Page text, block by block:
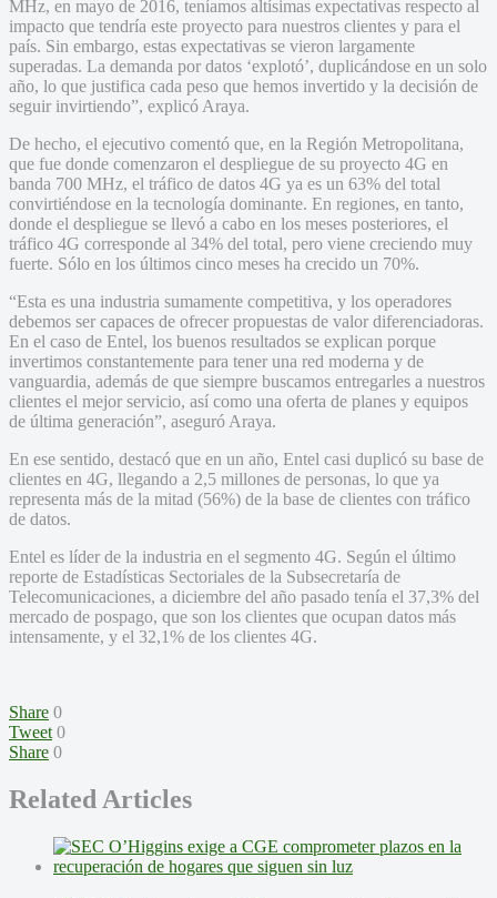
MHz, en mayo de 2016, teníamos altísimas expectativas respecto al
impacto que tendría este proyecto para nuestros clientes y para el
país. Sin embargo, estas expectativas se vieron largamente
superadas. La demanda por datos ‘explotó’, duplicándose en un solo
año, lo que justifica cada peso que hemos invertido y la decisión de
seguir invirtiendo”, explicó Araya.
De hecho, el ejecutivo comentó que, en la Región Metropolitana,
que fue donde comenzaron el despliegue de su proyecto 4G en
banda 700 MHz, el tráfico de datos 4G ya es un 63% del total
convirtiéndose en la tecnología dominante. En regiones, en tanto,
donde el despliegue se llevó a cabo en los meses posteriores, el
tráfico 4G corresponde al 34% del total, pero viene creciendo muy
fuerte. Sólo en los últimos cinco meses ha crecido un 70%.
“Esta es una industria sumamente competitiva, y los operadores
debemos ser capaces de ofrecer propuestas de valor diferenciadoras.
En el caso de Entel, los buenos resultados se explican porque
invertimos constantemente para tener una red moderna y de
vanguardia, además de que siempre buscamos entregarles a nuestros
clientes el mejor servicio, así como una oferta de planes y equipos
de última generación”, aseguró Araya.
En ese sentido, destacó que en un año, Entel casi duplicó su base de
clientes en 4G, llegando a 2,5 millones de personas, lo que ya
representa más de la mitad (56%) de la base de clientes con tráfico
de datos.
Entel es líder de la industria en el segmento 4G. Según el último
reporte de Estadísticas Sectoriales de la Subsecretaría de
Telecomunicaciones, a diciembre del año pasado tenía el 37,3% del
mercado de pospago, que son los clientes que ocupan datos más
intensamente, y el 32,1% de los clientes 4G.
Share 0
Tweet 0
Share 0
Related Articles